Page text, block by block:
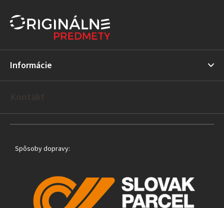
ä
i
Informácie
Spôsoby dopravy: